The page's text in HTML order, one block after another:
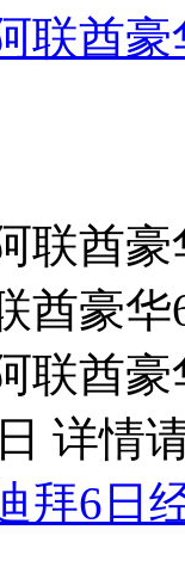
联酋
联酋
酋豪
联酋
详情
拜6日